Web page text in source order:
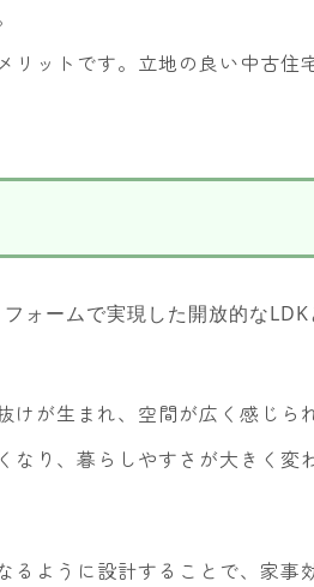
ットです。立地の良い中古住
が生まれ、空間が広く感じら
り、暮らしやすさが大きく変
るように設計することで、家事